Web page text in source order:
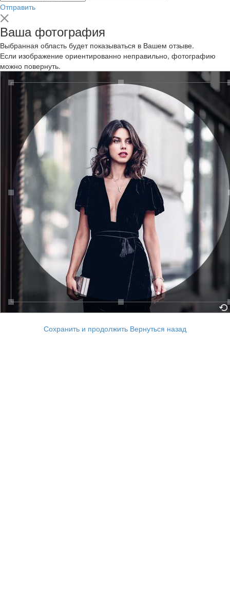
Отправить
Ваша фотография
Выбранная область будет показываться в Вашем отзыве.
Если изображение ориентированно неправильно, фотографию
можно повернуть.
Сохранить и продолжить Вернуться назад